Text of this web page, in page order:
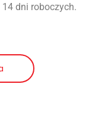
dni roboczych.